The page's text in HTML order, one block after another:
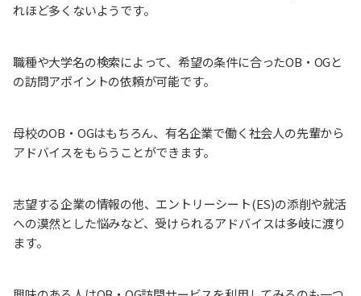
れほど多くないようです。
職種や大学名の検索によって、希望の条件に合ったOB・OGと
の訪問アポイントの依頼が可能です。
母校のOB・OGはもちろん、有名企業で働く社会人の先輩から
アドバイスをもらうことができます。
志望する企業の情報の他、エントリーシート(ES)の添削や就活
への漠然とした悩みなど、受けられるアドバイスは多岐に渡り
ます。